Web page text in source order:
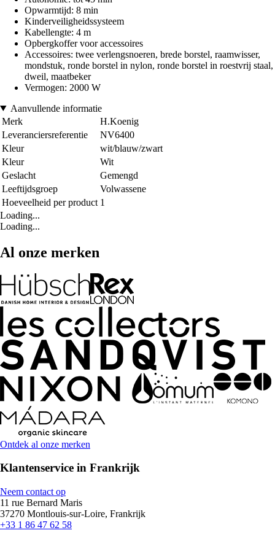
Opwarmtijd: 8 min
Kinderveiligheidssysteem
Kabellengte: 4 m
Opbergkoffer voor accessoires
Accessoires: twee verlengsnoeren, brede borstel, raamwisser,
mondstuk, ronde borstel in nylon, ronde borstel in roestvrij staal,
dweil, maatbeker
Vermogen: 2000 W
Aanvullende informatie
Merk
H.Koenig
Leveranciersreferentie
NV6400
Kleur
wit/blauw/zwart
Kleur
Wit
Geslacht
Gemengd
Leeftijdsgroep
Volwassene
Hoeveelheid per product 1
Loading...
Loading...
Al onze merken
Ontdek al onze merken
Klantenservice in Frankrijk
Neem contact op
11 rue Bernard Maris
37270 Montlouis-sur-Loire, Frankrijk
+33 1 86 47 62 58